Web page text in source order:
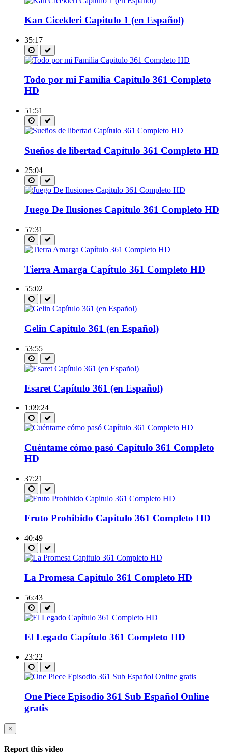
Kan Cicekleri Capitulo 1 (en Español)
35:17
Todo por mi Familia Capitulo 361 Completo
HD
51:51
Sueños de libertad Capítulo 361 Completo HD
25:04
Juego De Ilusiones Capitulo 361 Completo HD
57:31
Tierra Amarga Capítulo 361 Completo HD
55:02
Gelin Capítulo 361 (en Español)
53:55
Esaret Capítulo 361 (en Español)
1:09:24
Cuéntame cómo pasó Capítulo 361 Completo
HD
37:21
Fruto Prohibido Capitulo 361 Completo HD
40:49
La Promesa Capitulo 361 Completo HD
56:43
El Legado Capítulo 361 Completo HD
23:22
One Piece Episodio 361 Sub Español Online
gratis
×
Report this video